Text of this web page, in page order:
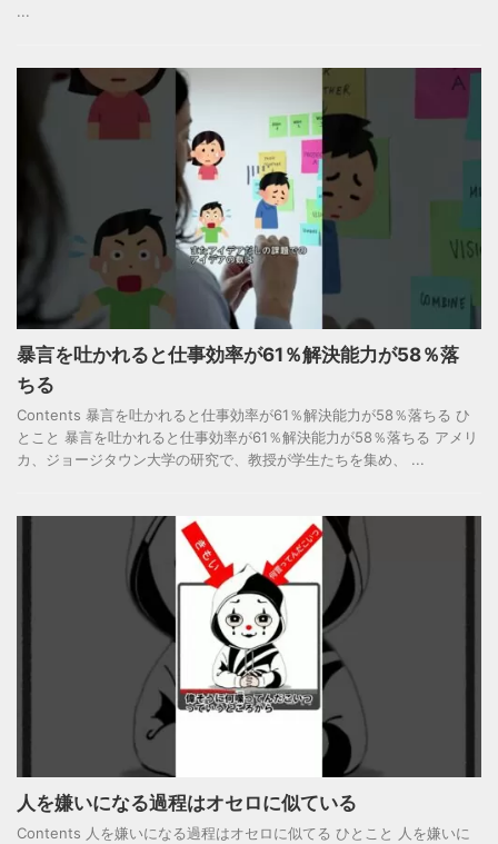
...
暴言を吐かれると仕事効率が61％解決能力が58％落
ちる
Contents 暴言を吐かれると仕事効率が61％解決能力が58％落ちる ひ
とこと 暴言を吐かれると仕事効率が61％解決能力が58％落ちる アメリ
カ、ジョージタウン大学の研究で、教授が学生たちを集め、 ...
人を嫌いになる過程はオセロに似ている
Contents 人を嫌いになる過程はオセロに似てる ひとこと 人を嫌いに